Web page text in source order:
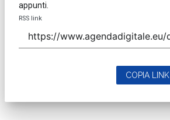
appunti.
RSS link
COPIA LINK